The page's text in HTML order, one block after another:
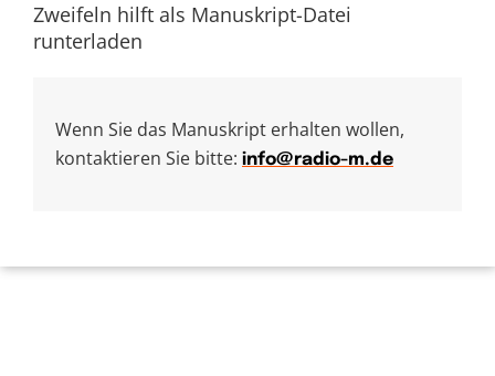
Zweifeln hilft als Manuskript-Datei
runterladen
Wenn Sie das Manuskript erhalten wollen,
kontaktieren Sie bitte: info@radio-m.de